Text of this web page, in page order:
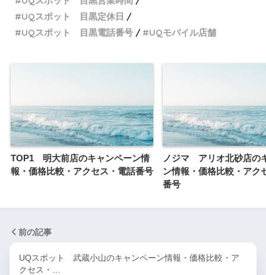
UQスポット 目黒定休日
UQスポット 目黒電話番号
UQモバイル店舗
TOP1 明大前店のキャンペーン情
報・価格比較・アクセス・電話番号
ノジマ アリオ北砂店の
ン情報・価格比較・アク
番号
前の記事
UQスポット 武蔵小山のキャンペーン情報・価格比較・ア
クセス・…